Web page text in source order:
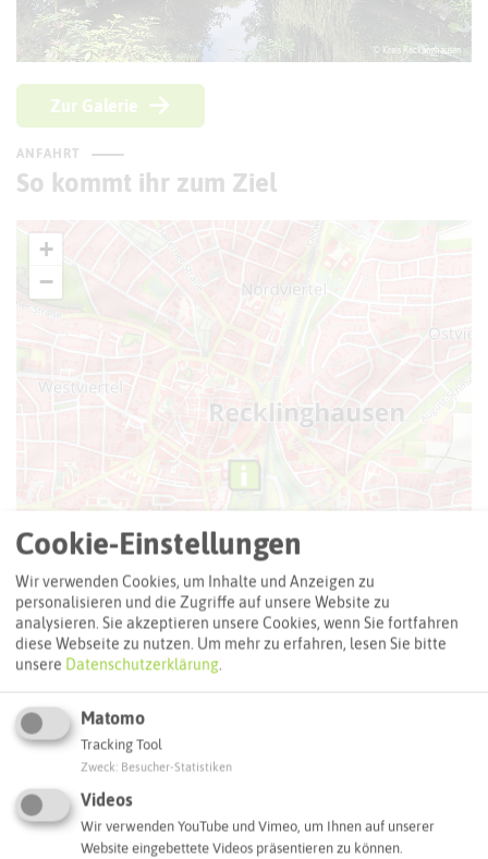
© Kreis Recklinghausen
Zur Galerie
ANFAHRT
So kommt ihr zum Ziel
+
−
Adresse:
Erlbruchpark
Cookie-Einstellungen
Wir verwenden Cookies, um Inhalte und Anzeigen zu
personalisieren und die Zugriffe auf unsere Website zu
analysieren. Sie akzeptieren unsere Cookies, wenn Sie fortfahren
diese Webseite zu nutzen. Um mehr zu erfahren, lesen Sie bitte
unsere Datenschutzerklärung.
Matomo
Tracking Tool
Zweck Besucher-Statistiken
Videos
Wir verwenden YouTube und Vimeo, um Ihnen auf unserer
Website eingebettete Videos präsentieren zu können.